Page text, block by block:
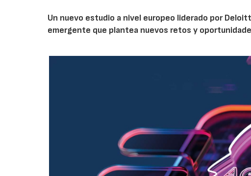
Un nuevo estudio a nivel europeo liderado por
emergente que plantea nuevos retos y